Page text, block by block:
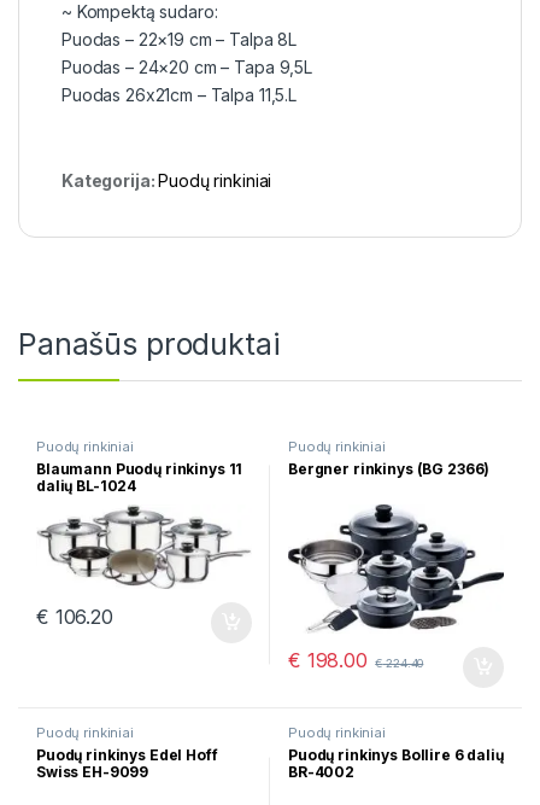
~ Kompektą sudaro:
Puodas – 22×19 cm – Talpa 8L
Puodas – 24×20 cm – Tapa 9,5L
Puodas 26x21cm – Talpa 11,5.L
Kategorija:Puodų rinkiniai
Panašūs produktai
Puodų rinkiniai
Blaumann Puodų rinkinys 11
dalių BL-1024
€ 106.20
Puodų rinkiniai
Bergner rinkinys (BG 2366)
€ 198.00 €224.40
Puodų rinkiniai
Puodų rinkinys Edel Hoff
Swiss EH-9099
Puodų rinkiniai
Puodų rinkinys Bollire 6 dalių
BR-4002